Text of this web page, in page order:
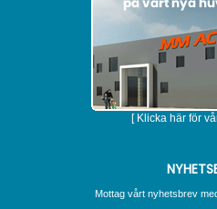
[ Klicka här för
Mottag vårt nyhetsbrev